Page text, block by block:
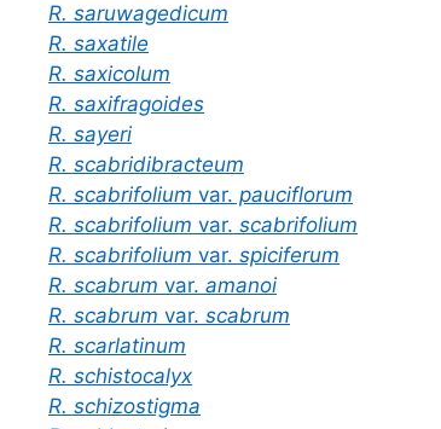
R. saruwagedicum
R. saxatile
R. saxicolum
R. saxifragoides
R. sayeri
R. scabridibracteum
R. scabrifolium var. pauciflorum
R. scabrifolium var. scabrifolium
R. scabrifolium var. spiciferum
R. scabrum var. amanoi
R. scabrum var. scabrum
R. scarlatinum
R. schistocalyx
R. schizostigma